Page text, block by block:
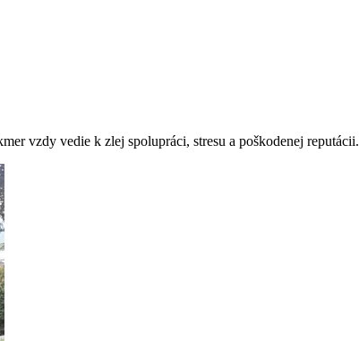
vzdy vedie k zlej spolupráci, stresu a poškodenej reputácii.